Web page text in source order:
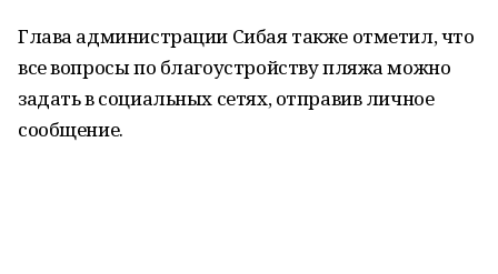
Глава администрации Сибая также отметил, что
все вопросы по благоустройству пляжа можно
задать в социальных сетях, отправив личное
сообщение.